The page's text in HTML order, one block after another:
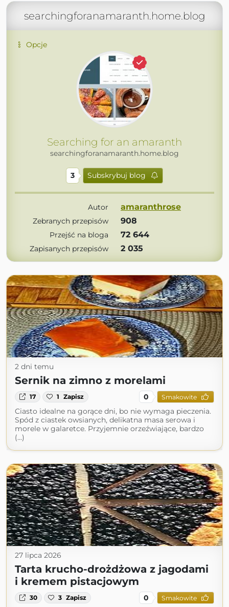
searchingforanamaranth.home.blog
Opcje
Searching for an amaranth
searchingforanamaranth.home.blog
3 Subskrybuj blog
Autor amaranthrose
Zebranych przepisów 908
Przejść na bloga 72 644
Zapisanych przepisów 2 035
2 dni temu
Sernik na zimno z morelami
17 1 Zapisz 0 Smakowite
Ciasto idealne na gorące dni, bo nie wymaga pieczenia.
Spód z ciastek owsianych, delikatna masa serowa i
morele w galaretce. Przyjemnie orzeźwiające, bardzo
(...)
27 lipca 2026
Tarta krucho-drożdżowa z jagodami
i kremem pistacjowym
30 3 Zapisz 0 Smakowite